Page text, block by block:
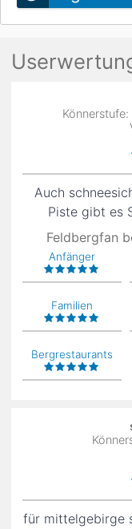
Auch
Piste gibt es
Feldbergfan
Anfänger
Familien
Bergrestaurants
für mittelgebirge